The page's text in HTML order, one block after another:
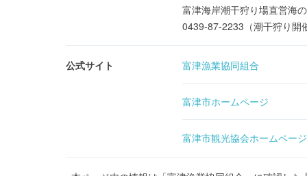
富津海岸潮干狩り場直営海
0439-87-2233（潮干狩り開
公式サイト 富津漁業協同組合
富津市ホームページ
富津市観光協会ホームページ